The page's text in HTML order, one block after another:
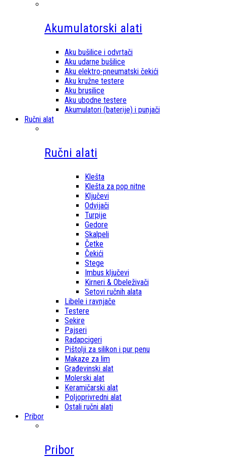
Akumulatorski alati
Aku bušilice i odvrtači
Aku udarne bušilice
Aku elektro-pneumatski čekići
Aku kružne testere
Aku brusilice
Aku ubodne testere
Akumulatori (baterije) i punjači
Ručni alat
Ručni alati
Klešta
Klešta za pop nitne
Ključevi
Odvijači
Turpije
Gedore
Skalpeli
Četke
Čekići
Stege
Imbus ključevi
Kirneri & Obeleživači
Setovi ručnih alata
Libele i ravnjače
Testere
Sekire
Pajseri
Radapcigeri
Pištolji za silikon i pur penu
Makaze za lim
Građevinski alat
Molerski alat
Keramičarski alat
Poljoprivredni alat
Ostali ručni alati
Pribor
Pribor